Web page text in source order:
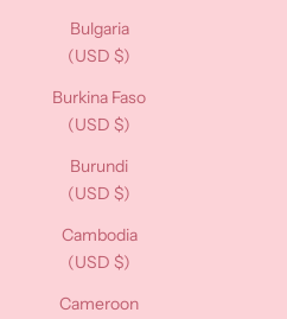
Bulgaria
(USD $)
Burkina Faso
(USD $)
Burundi
(USD $)
Cambodia
(USD $)
Cameroon